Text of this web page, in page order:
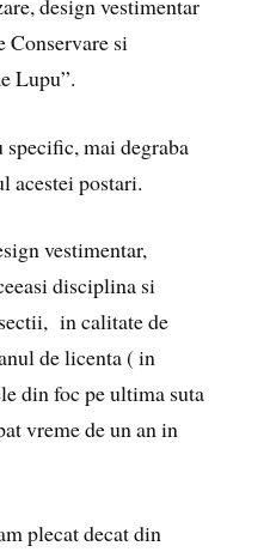
Conservare si
Lupu”.
specific, mai degraba
acestei postari.
vestimentar,
disciplina si
in calitate de
de licenta ( in
din foc pe ultima suta
vreme de un an in
plecat decat din